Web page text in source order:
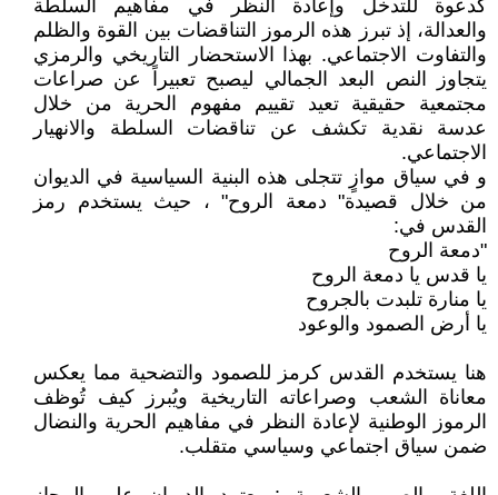
كدعوة للتدخل وإعادة النظر في مفاهيم السلطة
والعدالة، إذ تبرز هذه الرموز التناقضات بين القوة والظلم
والتفاوت الاجتماعي. بهذا الاستحضار التاريخي والرمزي
يتجاوز النص البعد الجمالي ليصبح تعبيراً عن صراعات
مجتمعية حقيقية تعيد تقييم مفهوم الحرية من خلال
عدسة نقدية تكشف عن تناقضات السلطة والانهيار
الاجتماعي.
و في سياق موازٍ تتجلى هذه البنية السياسية في الديوان
من خلال قصيدة" دمعة الروح" ، حيث يستخدم رمز
القدس في:
"دمعة الروح
يا قدس يا دمعة الروح
يا منارة تلبدت بالجروح
يا أرض الصمود والوعود
هنا يستخدم القدس كرمز للصمود والتضحية مما يعكس
معاناة الشعب وصراعاته التاريخية ويُبرز كيف تُوظف
الرموز الوطنية لإعادة النظر في مفاهيم الحرية والنضال
ضمن سياق اجتماعي وسياسي متقلب.